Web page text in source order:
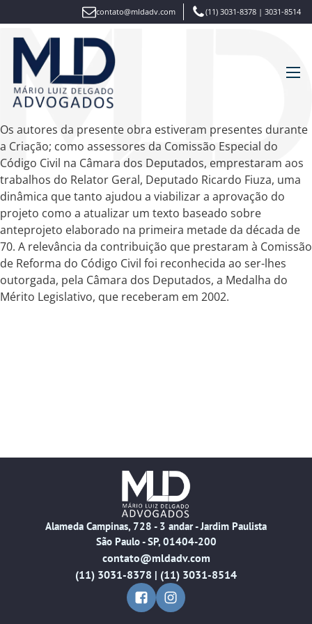
contato@mldadv.com (11) 3031-8378 | 3031-8514
Os autores da presente obra estiveram presentes durante
a Criação; como assessores da Comissão Especial do
Código Civil na Câmara dos Deputados, emprestaram aos
trabalhos do Relator Geral, Deputado Ricardo Fiuza, uma
dinâmica que tanto ajudou a viabilizar a aprovação do
projeto como a atualizar um texto baseado sobre
anteprojeto elaborado na primeira metade da década de
70. A relevância da contribuição que prestaram à Comissão
de Reforma do Código Civil foi reconhecida ao ser-lhes
outorgada, pela Câmara dos Deputados, a Medalha do
Mérito Legislativo, que receberam em 2002.
Alameda Campinas, 728 - 3 andar - Jardim Paulista
São Paulo - SP, 01404-200
contato@mldadv.com
(11) 3031-8378 | (11) 3031-8514